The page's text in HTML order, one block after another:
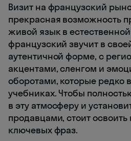
Визит на французский
прекрасная возможность
живой язык в
французский звучит в
аутентичной форме, с
акцентами, сленгом и
оборотами, которые редко
учебниках. Чтобы
в эту атмосферу и
продавцами, стоит освоить
ключевых фраз.